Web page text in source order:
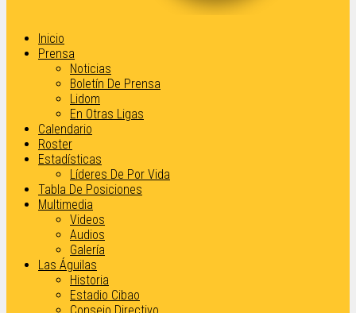
Inicio
Prensa
Noticias
Boletín De Prensa
Lidom
En Otras Ligas
Calendario
Roster
Estadísticas
Líderes De Por Vida
Tabla De Posiciones
Multimedia
Videos
Audios
Galería
Las Águilas
Historia
Estadio Cibao